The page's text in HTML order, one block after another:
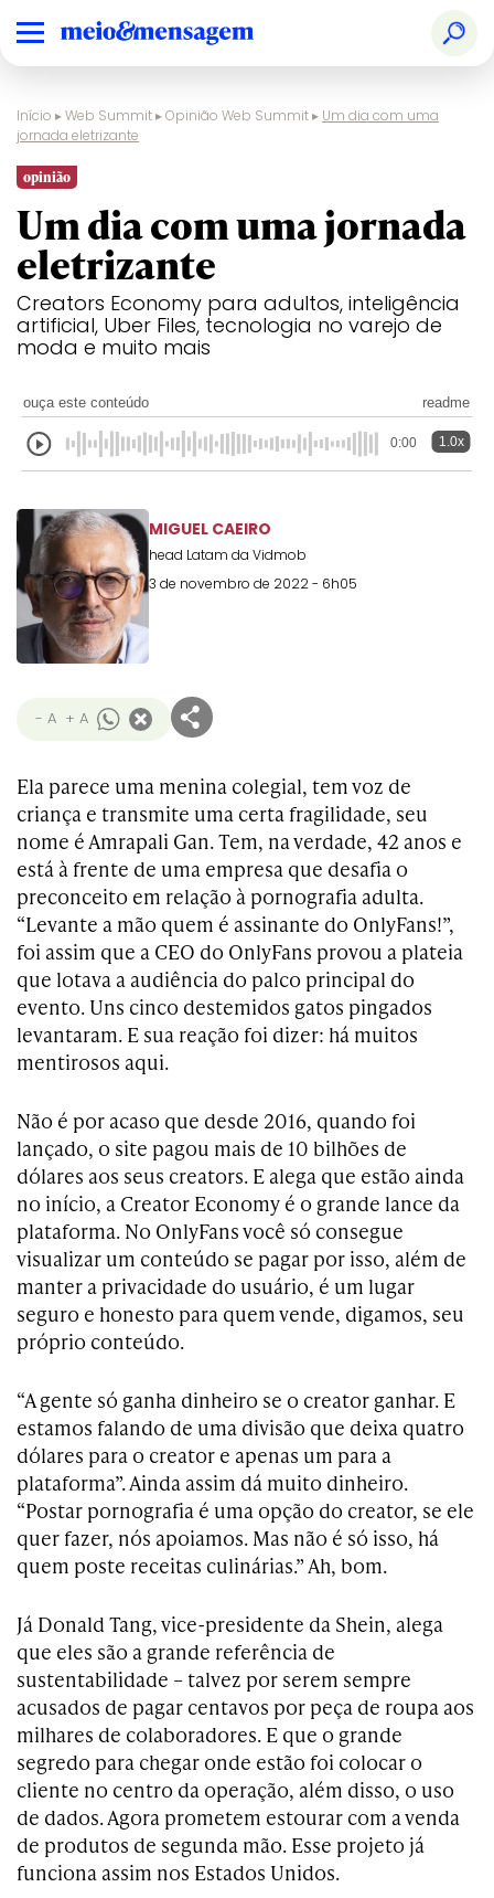
Início ▸Web Summit▸Opinião Web Summit▸ Um dia com uma
jornada eletrizante
opinião
Um dia com uma jornada
eletrizante
Creators Economy para adultos, inteligência
artificial, Uber Files, tecnologia no varejo de
moda e muito mais
ouça este conteúdo readme
0:00 1.0x
MIGUEL CAEIRO
head Latam da Vidmob
3 de novembro de 2022 - 6h05
- A + A
Ela parece uma menina colegial, tem voz de
criança e transmite uma certa fragilidade, seu
nome é Amrapali Gan. Tem, na verdade, 42 anos e
está à frente de uma empresa que desafia o
preconceito em relação à pornografia adulta.
“Levante a mão quem é assinante do OnlyFans!”,
foi assim que a CEO do OnlyFans provou a plateia
que lotava a audiência do palco principal do
evento. Uns cinco destemidos gatos pingados
levantaram. E sua reação foi dizer: há muitos
mentirosos aqui.
Não é por acaso que desde 2016, quando foi
lançado, o site pagou mais de 10 bilhões de
dólares aos seus creators. E alega que estão ainda
no início, a Creator Economy é o grande lance da
plataforma. No OnlyFans você só consegue
visualizar um conteúdo se pagar por isso, além de
manter a privacidade do usuário, é um lugar
seguro e honesto para quem vende, digamos, seu
próprio conteúdo.
“A gente só ganha dinheiro se o creator ganhar. E
estamos falando de uma divisão que deixa quatro
dólares para o creator e apenas um para a
plataforma”. Ainda assim dá muito dinheiro.
“Postar pornografia é uma opção do creator, se ele
quer fazer, nós apoiamos. Mas não é só isso, há
quem poste receitas culinárias.” Ah, bom.
Já Donald Tang, vice-presidente da Shein, alega
que eles são a grande referência de
sustentabilidade – talvez por serem sempre
acusados de pagar centavos por peça de roupa aos
milhares de colaboradores. E que o grande
segredo para chegar onde estão foi colocar o
cliente no centro da operação, além disso, o uso
de dados. Agora prometem estourar com a venda
de produtos de segunda mão. Esse projeto já
funciona assim nos Estados Unidos.